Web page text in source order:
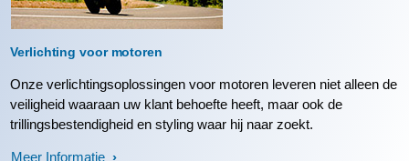
Verlichting voor motoren
Onze verlichtingsoplossingen voor motoren leveren niet alleen de
veiligheid waaraan uw klant behoefte heeft, maar ook de
trillingsbestendigheid en styling waar hij naar zoekt.
Meer Informatie